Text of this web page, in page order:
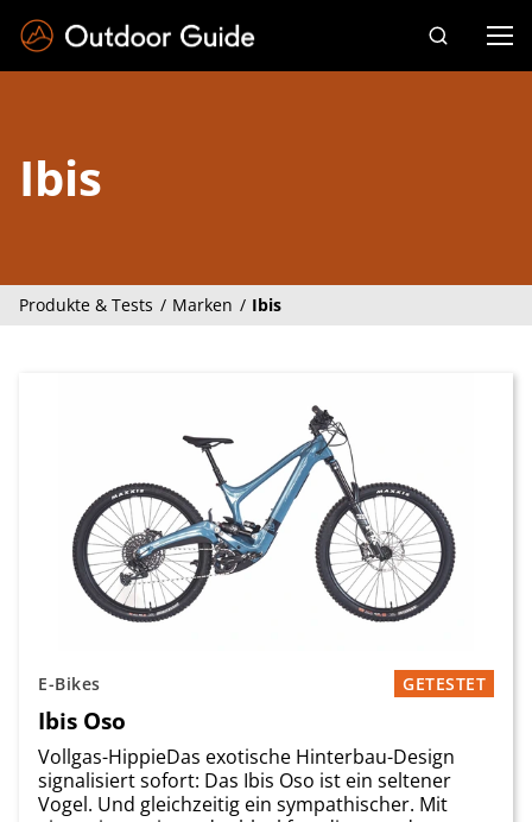
Ibis
Produkte & Tests Marken Ibis
E-Bikes GETESTET
Ibis Oso
Vollgas-HippieDas exotische Hinterbau-Design
signalisiert sofort: Das Ibis Oso ist ein seltener
Vogel. Und gleichzeitig ein sympathischer. Mit